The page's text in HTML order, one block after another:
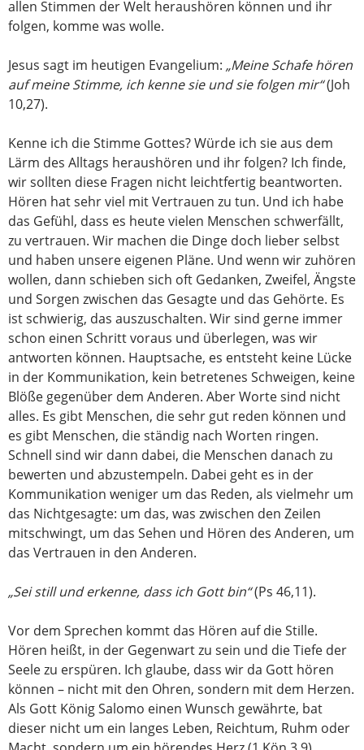
allen Stimmen der Welt heraushören können und ihr
folgen, komme was wolle.
Jesus sagt im heutigen Evangelium: „Meine Schafe hören
auf meine Stimme, ich kenne sie und sie folgen mir“(Joh
10,27).
Kenne ich die Stimme Gottes? Würde ich sie aus dem
Lärm des Alltags heraushören und ihr folgen? Ich finde,
wir sollten diese Fragen nicht leichtfertig beantworten.
Hören hat sehr viel mit Vertrauen zu tun. Und ich habe
das Gefühl, dass es heute vielen Menschen schwerfällt,
zu vertrauen. Wir machen die Dinge doch lieber selbst
und haben unsere eigenen Pläne. Und wenn wir zuhören
wollen, dann schieben sich oft Gedanken, Zweifel, Ängste
und Sorgen zwischen das Gesagte und das Gehörte. Es
ist schwierig, das auszuschalten. Wir sind gerne immer
schon einen Schritt voraus und überlegen, was wir
antworten können. Hauptsache, es entsteht keine Lücke
in der Kommunikation, kein betretenes Schweigen, keine
Blöße gegenüber dem Anderen. Aber Worte sind nicht
alles. Es gibt Menschen, die sehr gut reden können und
es gibt Menschen, die ständig nach Worten ringen.
Schnell sind wir dann dabei, die Menschen danach zu
bewerten und abzustempeln. Dabei geht es in der
Kommunikation weniger um das Reden, als vielmehr um
das Nichtgesagte: um das, was zwischen den Zeilen
mitschwingt, um das Sehen und Hören des Anderen, um
das Vertrauen in den Anderen.
„Sei still und erkenne, dass ich Gott bin“(Ps 46,11).
Vor dem Sprechen kommt das Hören auf die Stille.
Hören heißt, in der Gegenwart zu sein und die Tiefe der
Seele zu erspüren. Ich glaube, dass wir da Gott hören
können – nicht mit den Ohren, sondern mit dem Herzen.
Als Gott König Salomo einen Wunsch gewährte, bat
dieser nicht um ein langes Leben, Reichtum, Ruhm oder